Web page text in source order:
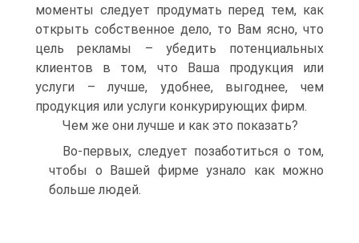
моменты следует продумать перед тем, как
открыть собственное дело, то Вам ясно, что
цель рекламы – убедить потенциальных
клиентов в том, что Ваша продукция или
услуги – лучше, удобнее, выгоднее, чем
продукция или услуги конкурирующих фирм.
Чем же они лучше и как это показать?
Во-первых, следует позаботиться о том,
чтобы о Вашей фирме узнало как можно
больше людей.